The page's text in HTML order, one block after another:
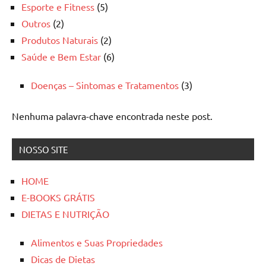
Esporte e Fitness (5)
Outros (2)
Produtos Naturais (2)
Saúde e Bem Estar (6)
Doenças – Sintomas e Tratamentos (3)
Nenhuma palavra-chave encontrada neste post.
NOSSO SITE
HOME
E-BOOKS GRÁTIS
DIETAS E NUTRIÇÃO
Alimentos e Suas Propriedades
Dicas de Dietas